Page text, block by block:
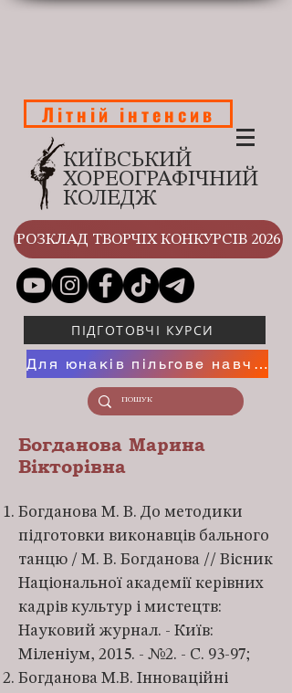
КИЇВСЬКИЙ
ХОРЕОГРАФІЧНИЙ
КОЛЕДЖ
Літній інтенсив
РОЗКЛАД ТВОРЧІХ КОНКУРСІВ 2026
ПІДГОТОВЧІ КУРСИ
Для юнаків пільгове навчання
Богданова Марина
Вікторівна
Богданова М. В. До методики
підготовки виконавців бального
танцю / М. В. Богданова // Вісник
Національної академії керівних
кадрів культур і мистецтв:
Науковий журнал. - Київ:
Міленіум, 2015. - №2. - С. 93-97;
Богданова М.В. Інноваційні